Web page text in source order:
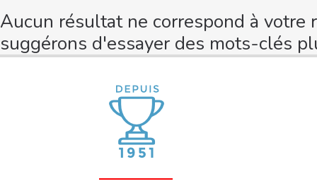
Aucun résultat ne correspond à votre
suggérons d'essayer des mots-clés